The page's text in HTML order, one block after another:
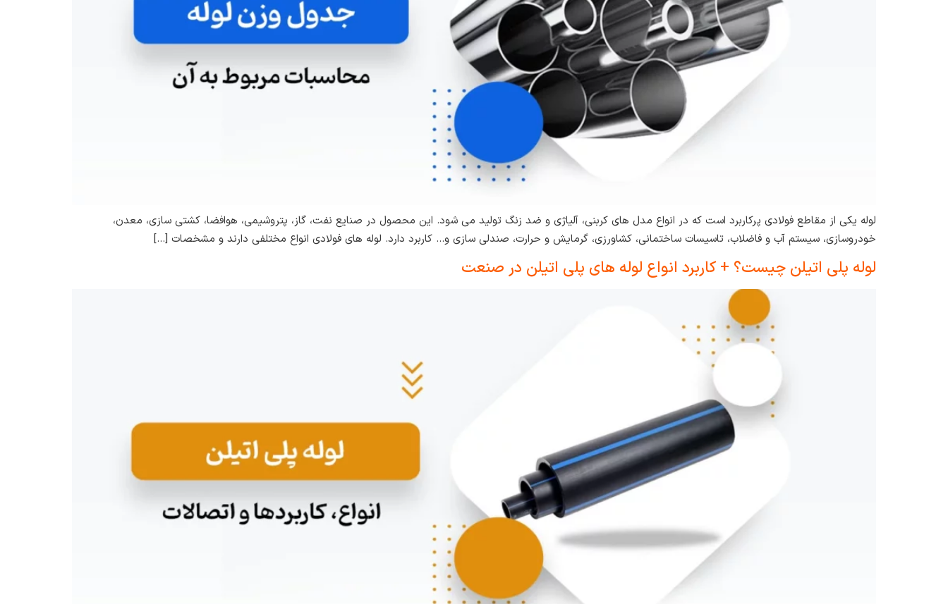
لوله یکی از مقاطع فولادی پرکاربرد است که در انواع مدل های کربنی، آلیاژی و ضد زنگ تولید می شود. این محصول در صنایع نفت، گاز، پتروشیمی، هوافضا، کشتی سازی، معدن،
خودروسازی، سیستم آب و فاضلاب، تاسیسات ساختمانی، کشاورزی، گرمایش و حرارت، صندلی سازی و… کاربرد دارد. لوله های فولادی انواع مختلفی دارند و مشخصات […]
لوله پلی اتیلن چیست؟ + کاربرد انواع لوله های پلی اتیلن در صنعت